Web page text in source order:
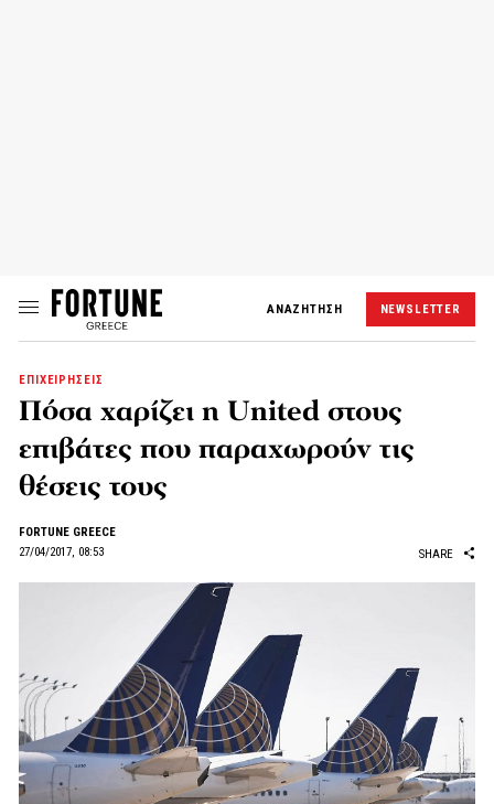
ΑΝΑΖΗΤΗΣΗ NEWSLETTER
ΕΠΙΧΕΙΡΗΣΕΙΣ
Πόσα χαρίζει η United στους
επιβάτες που παραχωρούν τις
θέσεις τους
FORTUNE GREECE
27/04/2017, 08:53
SHARE